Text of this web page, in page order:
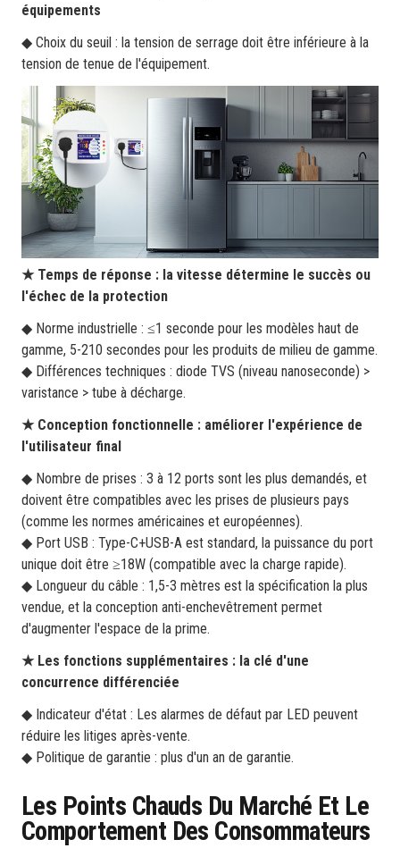
équipements
◆ Choix du seuil : la tension de serrage doit être inférieure à la
tension de tenue de l'équipement.
★ Temps de réponse : la vitesse détermine le succès ou
l'échec de la protection
◆ Norme industrielle : ≤1 seconde pour les modèles haut de
gamme, 5-210 secondes pour les produits de milieu de gamme.
◆ Différences techniques : diode TVS (niveau nanoseconde) >
varistance > tube à décharge.
★ Conception fonctionnelle : améliorer l'expérience de
l'utilisateur final
◆ Nombre de prises : 3 à 12 ports sont les plus demandés, et
doivent être compatibles avec les prises de plusieurs pays
(comme les normes américaines et européennes).
◆ Port USB : Type-C+USB-A est standard, la puissance du port
unique doit être ≥18W (compatible avec la charge rapide).
◆ Longueur du câble : 1,5-3 mètres est la spécification la plus
vendue, et la conception anti-enchevêtrement permet
d'augmenter l'espace de la prime.
★ Les fonctions supplémentaires : la clé d'une
concurrence différenciée
◆ Indicateur d'état : Les alarmes de défaut par LED peuvent
réduire les litiges après-vente.
◆ Politique de garantie : plus d'un an de garantie.
Les Points Chauds Du Marché Et Le
Comportement Des Consommateurs